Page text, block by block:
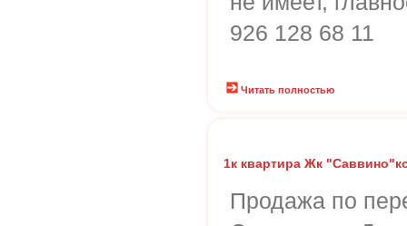
926 128 68 11
Читать полностью
1к квартира Жк
Продажа по